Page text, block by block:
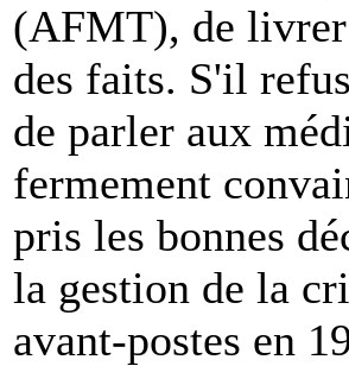
(AFMT), de
des faits. S'il
de parler aux
fermement
pris les bonnes
la gestion de la
avant-postes en